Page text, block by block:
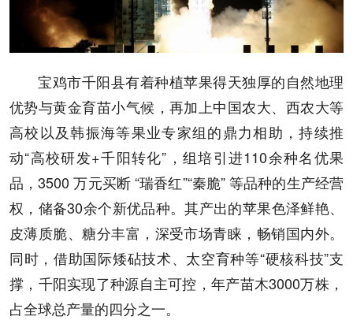
宝鸡市千阳县有着种植苹果得天独厚的自然地理
优势与黄金育苗小气候，再加上中国农大、西农大等
高校以及韩振海等果业专家组的鼎力相助，持续推
动“高校研发+千阳转化”，组培引进110余种名优果
品，3500 万元买断 “瑞香红”“秦脆” 等品种的生产经营
权，储备30余个新优品种。其产出的苹果色泽鲜艳、
皮薄质脆、糖分丰富，深受市场青睐，畅销国内外。
同时，借助国际矮砧技术、太空育种等“硬核科技”支
撑，千阳实现了种源自主可控，年产苗木3000万株，
占全球总产量的四分之一。